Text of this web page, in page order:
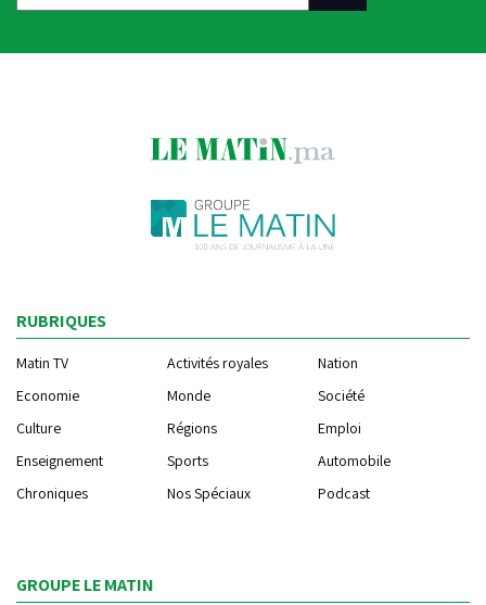
RUBRIQUES
Matin TV Activités royales
Nation
Economie
Monde
Société
Culture
Régions
Emploi
Enseignement
Sports
Automobile
Chroniques
Nos Spéciaux Podcast
GROUPE LE MATIN